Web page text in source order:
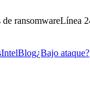
de ransomwareLínea
IntelBlog¿Bajo ataque?